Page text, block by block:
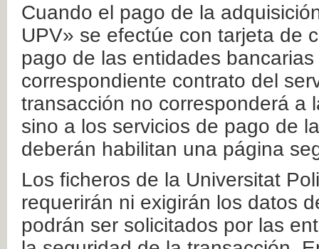
Cuando el pago de la
UPV» se efectúe con tarjeta de
pago de las entidades
correspondiente contrato del
transacción no corresponderá a
sino a los servicios de pago de
deberán habilitan una página
Los ficheros de la Universitat
requerirán ni exigirán los datos
podrán ser solicitados por las